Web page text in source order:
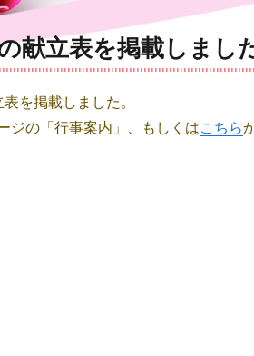
献立表を掲載しまし
を掲載しました。
ジの「行事案内」、もしくはこちら